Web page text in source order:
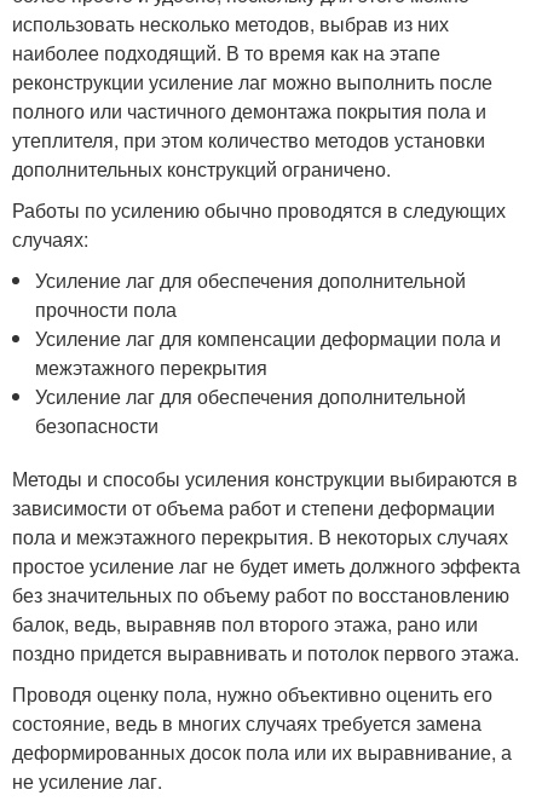
использовать несколько методов, выбрав из них
наиболее подходящий. В то время как на этапе
реконструкции усиление лаг можно выполнить после
полного или частичного демонтажа покрытия пола и
утеплителя, при этом количество методов установки
дополнительных конструкций ограничено.
Работы по усилению обычно проводятся в следующих
случаях:
Усиление лаг для обеспечения дополнительной
прочности пола
Усиление лаг для компенсации деформации пола и
межэтажного перекрытия
Усиление лаг для обеспечения дополнительной
безопасности
Методы и способы усиления конструкции выбираются в
зависимости от объема работ и степени деформации
пола и межэтажного перекрытия. В некоторых случаях
простое усиление лаг не будет иметь должного эффекта
без значительных по объему работ по восстановлению
балок, ведь, выравняв пол второго этажа, рано или
поздно придется выравнивать и потолок первого этажа.
Проводя оценку пола, нужно объективно оценить его
состояние, ведь в многих случаях требуется замена
деформированных досок пола или их выравнивание, а
не усиление лаг.